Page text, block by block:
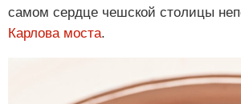
самом сердце чешской столицы
Карлова моста.